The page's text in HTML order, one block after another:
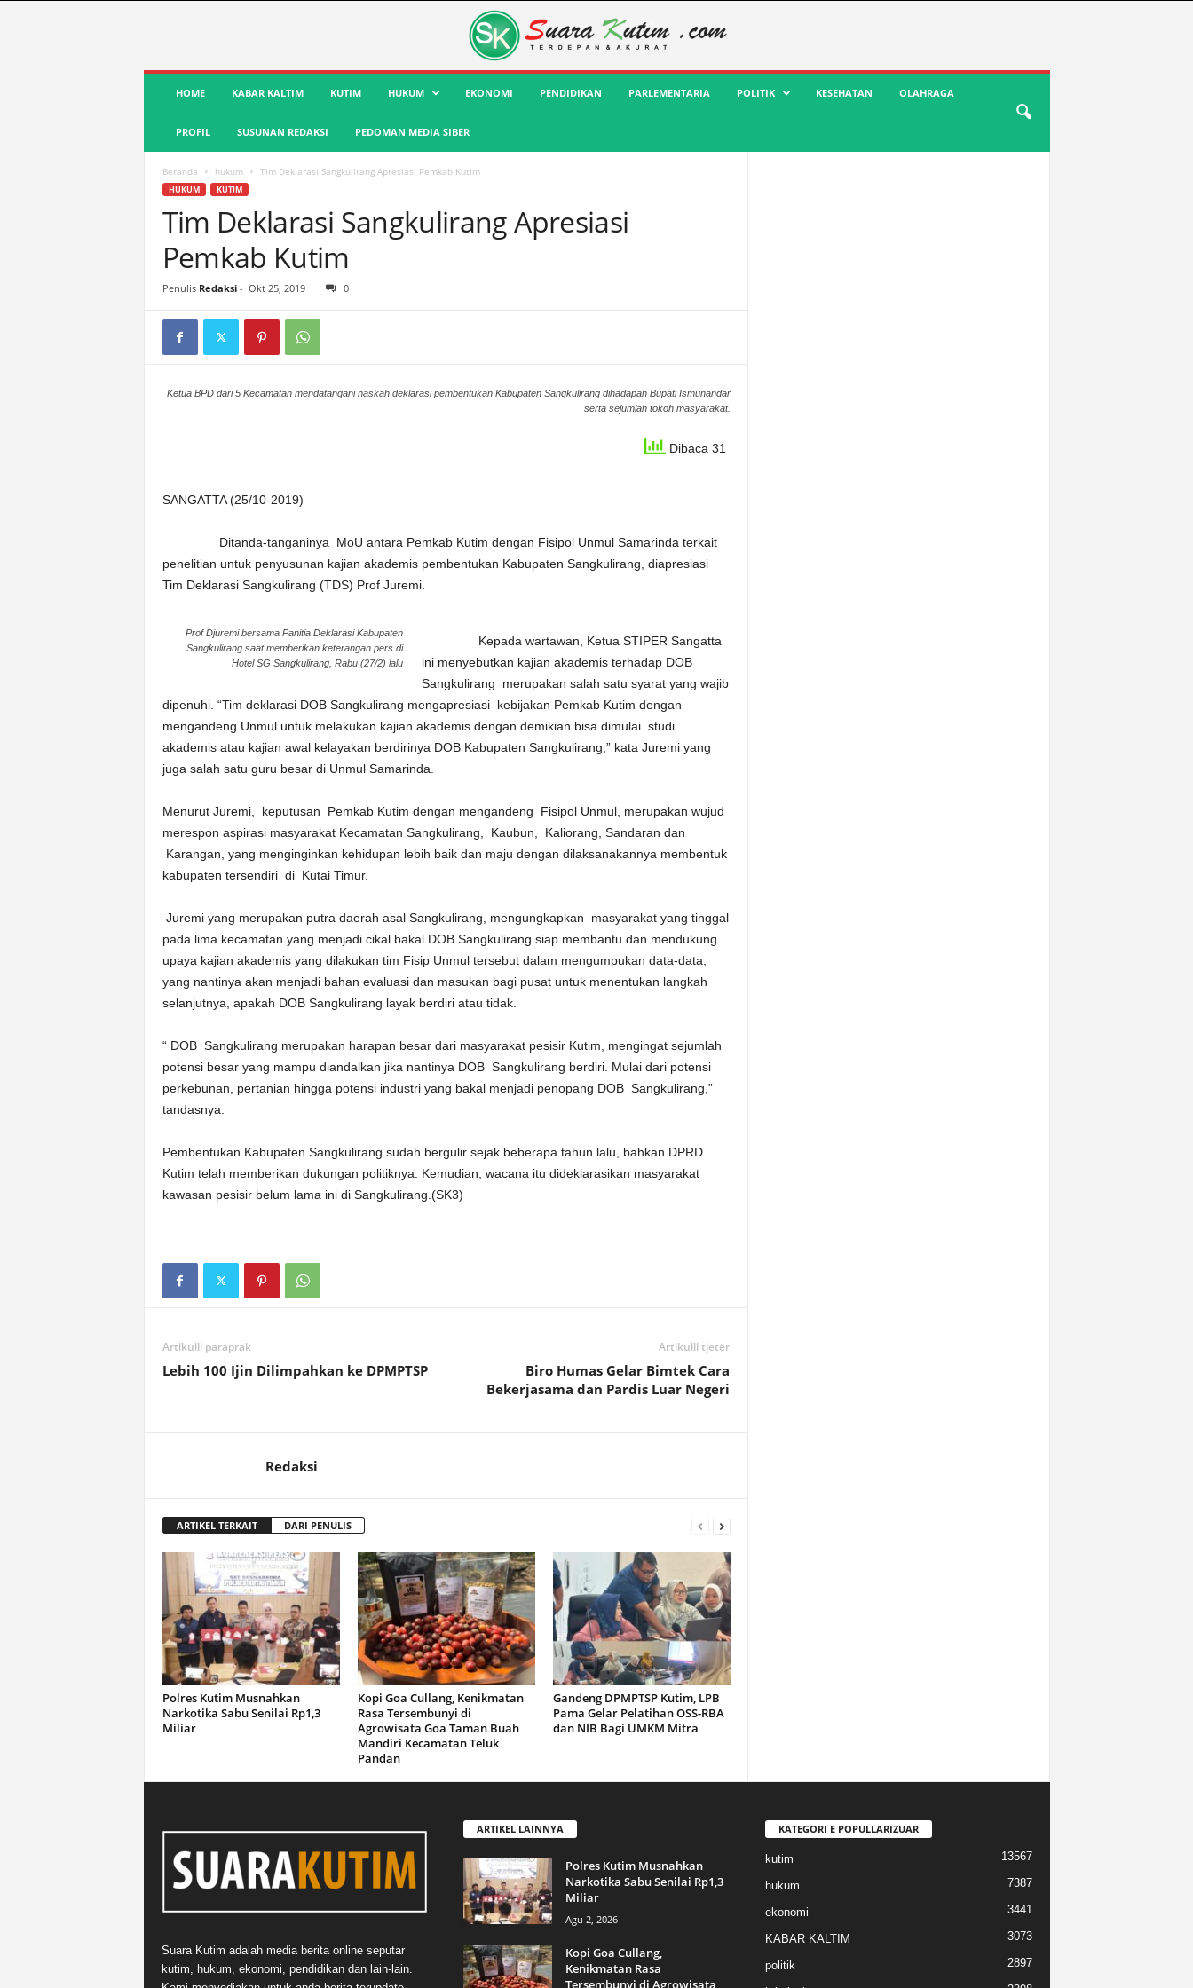
a
HOME KABAR KALTIM KUTIM HUKUM EKONOMI PENDIDIKAN PARLEMENTARIA POLITIK KESEHATAN OLAHRAGA
PROFIL SUSUNAN REDAKSI PEDOMAN MEDIA SIBER
Beranda hukum Tim Deklarasi Sangkulirang Apresiasi Pemkab Kutim
HUKUM KUTIM
Tim Deklarasi Sangkulirang Apresiasi
Pemkab Kutim
Penulis Redaksi- Okt 25, 2019 0
Ketua BPD dari 5 Kecamatan mendatangani naskah deklarasi pembentukan Kabupaten Sangkulirang dihadapan Bupati Ismunandar
serta sejumlah tokoh masyarakat.
Dibaca 31
SANGATTA (25/10-2019)
Ditanda-tanganinya MoU antara Pemkab Kutim dengan Fisipol Unmul Samarinda terkait
penelitian untuk penyusunan kajian akademis pembentukan Kabupaten Sangkulirang, diapresiasi
Tim Deklarasi Sangkulirang (TDS) Prof Juremi.
Prof Djuremi bersama Panitia Deklarasi Kabupaten
Sangkulirang saat memberikan keterangan pers di
Hotel SG Sangkulirang, Rabu (27/2) lalu
Kepada wartawan, Ketua STIPER Sangatta
ini menyebutkan kajian akademis terhadap DOB
Sangkulirang merupakan salah satu syarat yang wajib
dipenuhi. “Tim deklarasi DOB Sangkulirang mengapresiasi kebijakan Pemkab Kutim dengan
mengandeng Unmul untuk melakukan kajian akademis dengan demikian bisa dimulai studi
akademis atau kajian awal kelayakan berdirinya DOB Kabupaten Sangkulirang,” kata Juremi yang
juga salah satu guru besar di Unmul Samarinda.
Menurut Juremi, keputusan Pemkab Kutim dengan mengandeng Fisipol Unmul, merupakan wujud
merespon aspirasi masyarakat Kecamatan Sangkulirang, Kaubun, Kaliorang, Sandaran dan
Karangan, yang menginginkan kehidupan lebih baik dan maju dengan dilaksanakannya membentuk
kabupaten tersendiri di Kutai Timur.
Juremi yang merupakan putra daerah asal Sangkulirang, mengungkapkan masyarakat yang tinggal
pada lima kecamatan yang menjadi cikal bakal DOB Sangkulirang siap membantu dan mendukung
upaya kajian akademis yang dilakukan tim Fisip Unmul tersebut dalam mengumpukan data-data,
yang nantinya akan menjadi bahan evaluasi dan masukan bagi pusat untuk menentukan langkah
selanjutnya, apakah DOB Sangkulirang layak berdiri atau tidak.
“ DOB Sangkulirang merupakan harapan besar dari masyarakat pesisir Kutim, mengingat sejumlah
potensi besar yang mampu diandalkan jika nantinya DOB Sangkulirang berdiri. Mulai dari potensi
perkebunan, pertanian hingga potensi industri yang bakal menjadi penopang DOB Sangkulirang,”
tandasnya.
Pembentukan Kabupaten Sangkulirang sudah bergulir sejak beberapa tahun lalu, bahkan DPRD
Kutim telah memberikan dukungan politiknya. Kemudian, wacana itu dideklarasikan masyarakat
kawasan pesisir belum lama ini di Sangkulirang.(SK3)
Artikulli paraprak
Lebih 100 Ijin Dilimpahkan ke DPMPTSP
Artikulli tjetër
Biro Humas Gelar Bimtek Cara
Bekerjasama dan Pardis Luar Negeri
Redaksi
ARTIKEL TERKAIT DARI PENULIS
Polres Kutim Musnahkan
Narkotika Sabu Senilai Rp1,3
Miliar
Kopi Goa Cullang, Kenikmatan
Rasa Tersembunyi di
Agrowisata Goa Taman Buah
Mandiri Kecamatan Teluk
Pandan
Gandeng DPMPTSP Kutim, LPB
Pama Gelar Pelatihan OSS-RBA
dan NIB Bagi UMKM Mitra
Suara Kutim adalah media berita online seputar
kutim, hukum, ekonomi, pendidikan dan lain-lain.
ARTIKEL LAINNYA
Polres Kutim Musnahkan
Narkotika Sabu Senilai Rp1,3
Miliar
Agu 2, 2026
Kopi Goa Cullang,
Kenikmatan Rasa
Tersembunyi di Agrowisata
KATEGORI E POPULLARIZUAR
kutim 13567
hukum 7387
ekonomi 3441
KABAR KALTIM 3073
politik 2897